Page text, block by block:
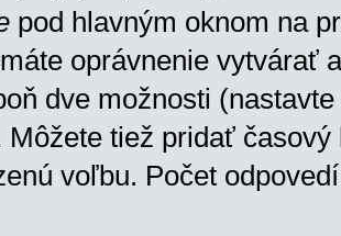
pod hlavným oknom na
oprávnenie vytvárať
dve možnosti
Môžete tiež pridať
voľbu. Počet